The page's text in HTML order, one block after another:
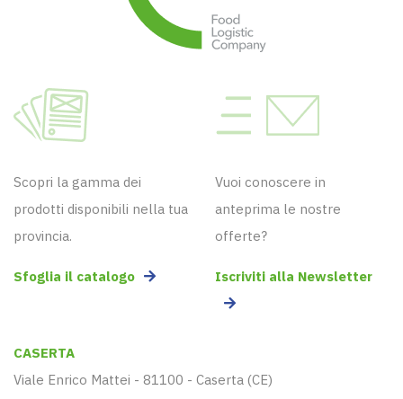
Scopri la gamma dei
prodotti disponibili nella tua
provincia.
Sfoglia il catalogo
Vuoi conoscere in
anteprima le nostre
offerte?
Iscriviti alla Newsletter
CASERTA
Viale Enrico Mattei - 81100 - Caserta (CE)